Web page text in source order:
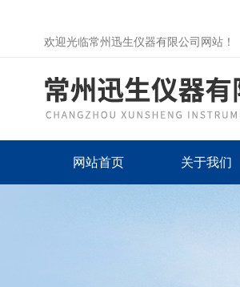
欢迎光临常州迅生仪器有限公司网站！
网站首页 关于我们